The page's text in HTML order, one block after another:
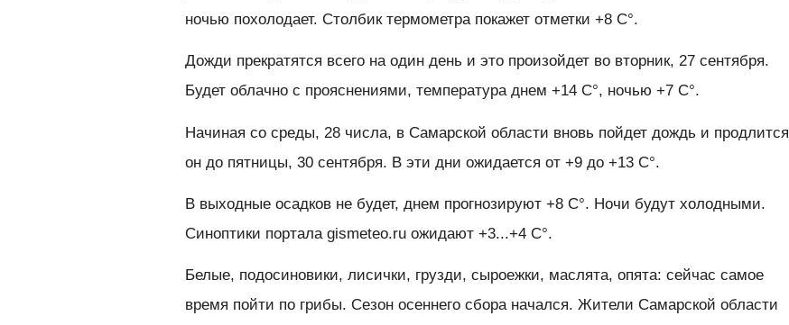
ночью похолодает. Столбик термометра покажет отметки +8 С°.
Дожди прекратятся всего на один день и это произойдет во вторник, 27 сентября.
Будет облачно с прояснениями, температура днем +14 С°, ночью +7 С°.
Начиная со среды, 28 числа, в Самарской области вновь пойдет дождь и продлится
он до пятницы, 30 сентября. В эти дни ожидается от +9 до +13 С°.
В выходные осадков не будет, днем прогнозируют +8 С°. Ночи будут холодными.
Синоптики портала gismeteo.ru ожидают +3...+4 С°.
Белые, подосиновики, лисички, грузди, сыроежки, маслята, опята: сейчас самое
время пойти по грибы. Сезон осеннего сбора начался. Жители Самарской области